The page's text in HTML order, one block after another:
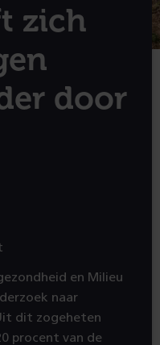
zich
door
en Milieu
naar
dit zogeheten
procent van de